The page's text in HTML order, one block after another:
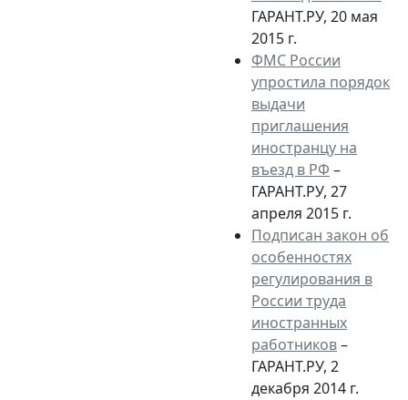
ГАРАНТ.РУ, 20 мая
2015 г.
ФМС России
упростила порядок
выдачи
приглашения
иностранцу на
въезд в РФ –
ГАРАНТ.РУ, 27
апреля 2015 г.
Подписан закон об
особенностях
регулирования в
России труда
иностранных
работников–
ГАРАНТ.РУ, 2
декабря 2014 г.